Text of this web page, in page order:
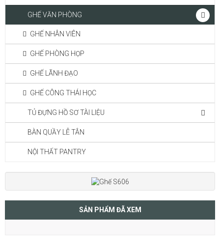
GHẾ VĂN PHÒNG
GHẾ NHÂN VIÊN
GHẾ PHÒNG HỌP
GHẾ LÃNH ĐẠO
GHẾ CÔNG THÁI HỌC
TỦ ĐỰNG HỒ SƠ TÀI LIỆU
BÀN QUẦY LỄ TÂN
NỘI THẤT PANTRY
SẢN PHẨM ĐÃ XEM